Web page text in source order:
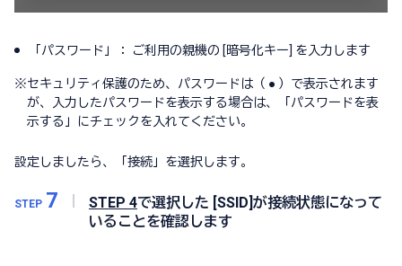
「パスワード」： ご利用の親機の [暗号化キー] を入力します
※セキュリティ保護のため、パスワードは（ ● ）で表示されます
が、入力したパスワードを表示する場合は、「パスワードを表
示する」にチェックを入れてください。
設定しましたら、「接続」を選択します。
STEP 7 STEP 4で選択した [SSID]が接続状態になって
いることを確認します